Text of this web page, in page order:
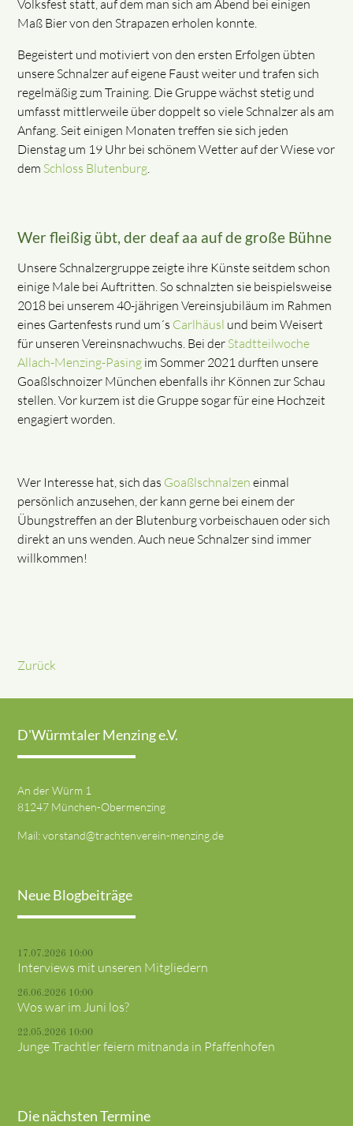
Volksfest statt, auf dem man sich am Abend bei einigen
Maß Bier von den Strapazen erholen konnte.
Begeistert und motiviert von den ersten Erfolgen übten
unsere Schnalzer auf eigene Faust weiter und trafen sich
regelmäßig zum Training. Die Gruppe wächst stetig und
umfasst mittlerweile über doppelt so viele Schnalzer als am
Anfang. Seit einigen Monaten treffen sie sich jeden
Dienstag um 19 Uhr bei schönem Wetter auf der Wiese vor
dem Schloss Blutenburg.
Wer fleißig übt, der deaf aa auf de große Bühne
Unsere Schnalzergruppe zeigte ihre Künste seitdem schon
einige Male bei Auftritten. So schnalzten sie beispielsweise
2018 bei unserem 40-jährigen Vereinsjubiläum im Rahmen
eines Gartenfests rund um´s Carlhäusl und beim Weisert
für unseren Vereinsnachwuchs. Bei der Stadtteilwoche
Allach-Menzing-Pasing im Sommer 2021 durften unsere
Goaßlschnoizer München ebenfalls ihr Können zur Schau
stellen. Vor kurzem ist die Gruppe sogar für eine Hochzeit
engagiert worden.
Wer Interesse hat, sich das Goaßlschnalzen einmal
persönlich anzusehen, der kann gerne bei einem der
Übungstreffen an der Blutenburg vorbeischauen oder sich
direkt an uns wenden. Auch neue Schnalzer sind immer
willkommen!
Zurück
D'Würmtaler Menzing e.V.
An der Würm 1
81247 München-Obermenzing
Mail:vorstand@trachtenverein-menzing.de
Neue Blogbeiträge
17.07.2026 10:00
Interviews mit unseren Mitgliedern
26.06.2026 10:00
Wos war im Juni los?
22.05.2026 10:00
Junge Trachtler feiern mitnanda in Pfaffenhofen
Die nächsten Termine